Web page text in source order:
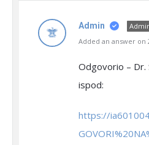
Admin
Added an answer on
Odgovorio – Dr.
ispod:
https://